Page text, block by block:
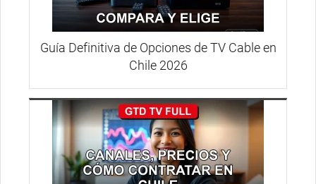
Guía Definitiva de Opciones de TV Cable en
Chile 2026